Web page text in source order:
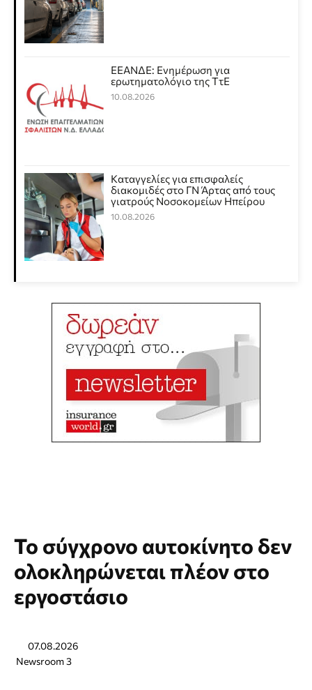
ΕΕΑΝΔΕ: Ενημέρωση για
ερωτηματολόγιο της ΤτΕ
10.08.2026
Καταγγελίες για επισφαλείς
διακομιδές στο ΓΝ Άρτας από τους
γιατρούς Νοσοκομείων Ηπείρου
10.08.2026